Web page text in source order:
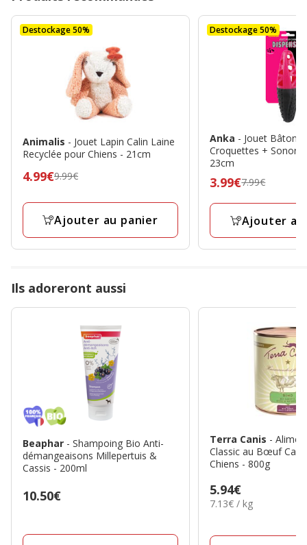
Destockage 50%
Animalis - Jouet Lapin Calin Laine
Recyclée pour Chiens - 21cm
Prix
9.99€,
final
4.99€9.99€
Ajouter au panier
Destockage 50%
Anka - Jouet Bâton
Croquettes + Sonore
23cm
Prix
7.99€,
prix
final
3.99€7.99€
Ajouter
Ils adoreront aussi
Beaphar - Shampoing Bio Anti-
démangeaisons Millepertuis &
Cassis - 200ml
Prix
10.50€
Terra Canis -
Classic au Bœuf
Chiens - 800g
Prix
5.94€
5.94€
7.13€
7.13€ / kg